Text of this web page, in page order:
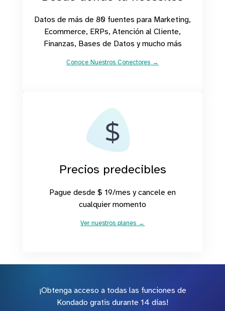
Datos de más de 80 fuentes para Marketing,
Ecommerce, ERPs, Atención al Cliente,
Finanzas, Bases de Datos y mucho más
Conoce Nuestros Conectores →
Precios predecibles
Pague desde $ 19/mes y cancele en
cualquier momento
Ver nuestros planes →
¡Obtenga acceso a todas las funciones de
Kondado gratis durante 14 días!